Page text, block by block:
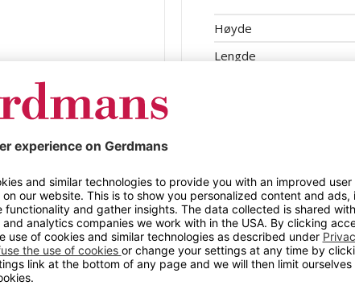
Høyde
Lengde
Maskestørrelse
Maks belastning per hylle
Total lastekapasitet